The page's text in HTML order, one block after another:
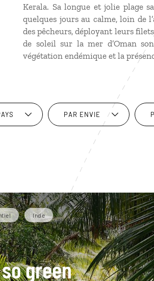
Kerala. Sa longue et jolie plage
quelques jours au calme, loin de
des pêcheurs, déployant leurs
de soleil sur la mer d’Oman
végétation endémique et la
PAR ENVIE
Inde
green